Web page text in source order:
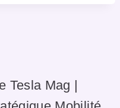
Tesla Mag |